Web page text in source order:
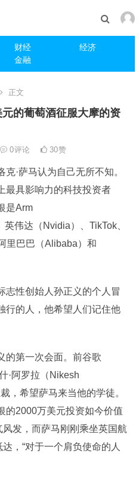
财经
经济
金融
正文
的葡萄酒征服大摩的资
0评论 30赞
·萨马认为自己无所不知。
最具影响力的科技投资者
是Arm
伟达（Nvidia）、TikTok、
里巴巴（Alibaba）和
志性创始人孙正义的个人冒
行的人，他希望人们记住他
的第一次会面。前谷歌
·阿罗拉（Nikesh
，希望萨马来当他的学徒。
的2000万美元投资如今价值
发，而萨马刚刚乘坐英国航
，“对于一个肩负使命的人